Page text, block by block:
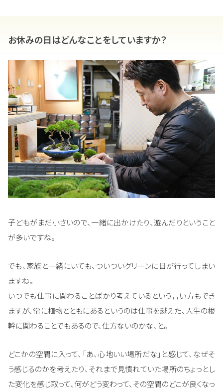
お休みの日はどんなことをしていますか？
子どもがまだ小さいので、一緒に出かけたり、遊んだりということ
が多いですね。
でも、家族と一緒にいても、ついついグリーンに目が行ってしまい
ますね。
いつでも仕事に関わることばかり考えているという言い方もでき
ますが、常に植物とともにあるというのは仕事を越えた、人生の根
幹に関わることでもあるので、仕方ないのかな、と。
どこかの空間に入って、「あ、心地いい場所だな」と感じて、なぜそ
う感じるのかを考えたり、それまで見慣れていた場所のちょっとし
た変化を感じ取って、何がどう変わって、その空間のどこが良くなっ